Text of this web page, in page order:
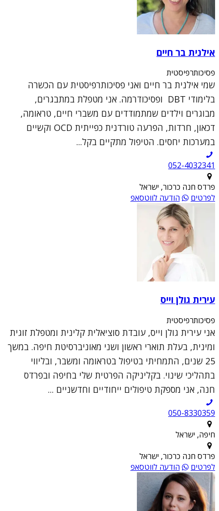
אילנית בר חיים
פסיכותרפיסטית
שמי אילנית בר חיים ואני פסיכותרפיסטית עם הכשרה
בלימודי DBT ופסיכודרמה. אני מטפלת במתבגרים,
מבוגרים וילדים שמתמודדים עם משברי חיים, טראומה,
דכאון, חרדות, הפרעה טורדנית כפייתית OCD וקשיים
במערכות יחסים. הטיפול מתקיים בקל...
052-4032341
פרדס חנה כרכור, ישראל
לפרטים
הודעה לווטסאפ
עירית גולן וייס
פסיכותרפיסטית
אני עירית גולן וייס, עובדת סוציאלית קלינית ומטפלת זוגית
ומינית, בעלת תוארי ראשון ושני מאוניברסיטת חיפה. במשך
25 שנים, התמחיתי בטיפול בטראומה ומשבר, ובליווי
בתהליכי שינוי. בקליניקה הפרטית שלי בחיפה ובפרדס
חנה, אני מספקת טיפולים ייחודיים וחדשניים ...
050-8330359
חיפה, ישראל
פרדס חנה כרכור, ישראל
לפרטים
הודעה לווטסאפ